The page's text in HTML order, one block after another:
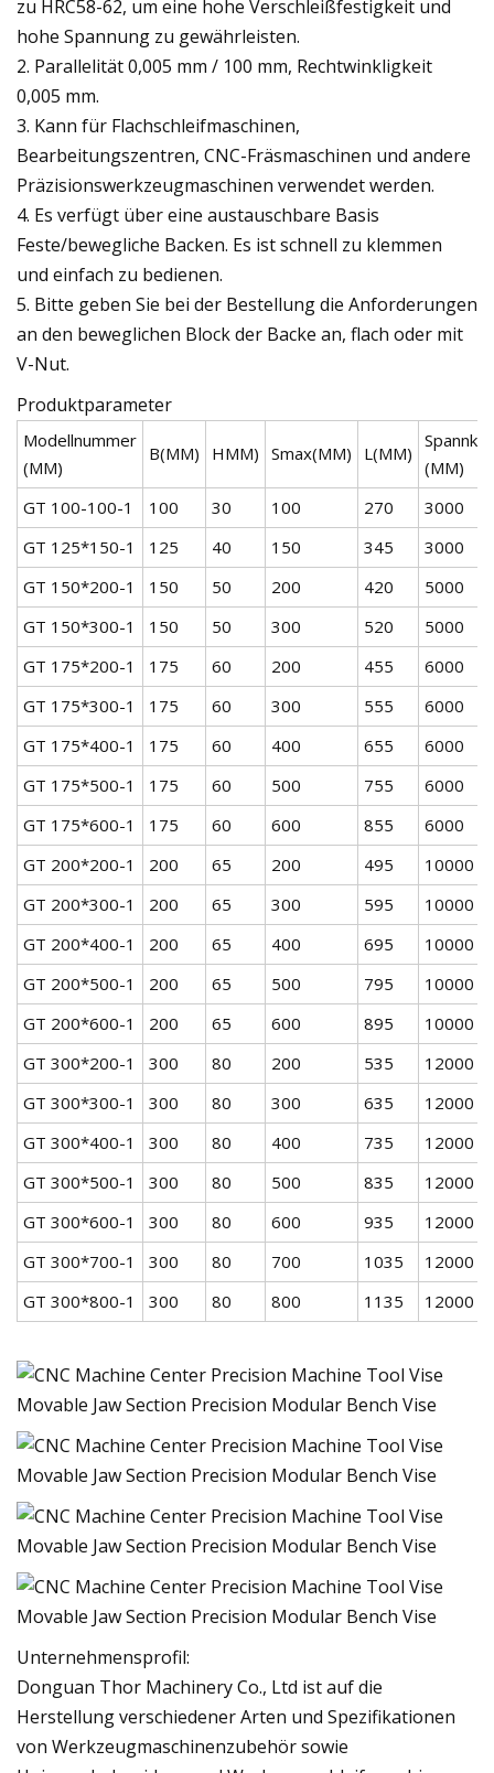
zu HRC58-62, um eine hohe Verschleißfestigkeit und
hohe Spannung zu gewährleisten.
2. Parallelität 0,005 mm / 100 mm, Rechtwinkligkeit
0,005 mm.
3. Kann für Flachschleifmaschinen,
Bearbeitungszentren, CNC-Fräsmaschinen und andere
Präzisionswerkzeugmaschinen verwendet werden.
4. Es verfügt über eine austauschbare Basis
Feste/bewegliche Backen. Es ist schnell zu klemmen
und einfach zu bedienen.
5. Bitte geben Sie bei der Bestellung die Anforderungen
an den beweglichen Block der Backe an, flach oder mit
V-Nut.
Produktparameter
Modellnummer
(MM)
B(MM) HMM) Smax(MM) L(MM)
(MM)
GT 100-100-1
100 30 100 270
3000
GT 125*150-1
125 40 150 345
3000
GT 150*200-1
150 50 200 420
5000
GT 150*300-1
150 50 300 520
5000
GT 175*200-1
175 60 200 455
6000
GT 175*300-1
175 60 300 555
6000
GT 175*400-1
175 60 400 655
6000
GT 175*500-1
175 60 500 755
6000
GT 175*600-1
175 60 600 855
6000
GT 200*200-1
200 65 200 495
10000
GT 200*300-1
200 65 300 595
10000
GT 200*400-1
200 65 400 695
10000
GT 200*500-1
200 65 500 795
10000
GT 200*600-1
200 65 600 895
10000
GT 300*200-1
300 80 200 535
12000
GT 300*300-1
300 80 300 635
12000
GT 300*400-1
300 80 400 735
12000
GT 300*500-1
300 80 500 835
12000
GT 300*600-1
300 80 600 935
12000
GT 300*700-1
300 80 700 1035
12000
GT 300*800-1
300 80 800 1135 12000
Unternehmensprofil:
Donguan Thor Machinery Co., Ltd ist auf die
Herstellung verschiedener Arten und Spezifikationen
von Werkzeugmaschinenzubehör sowie